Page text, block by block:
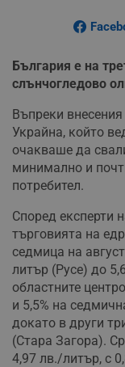
България е на
слънчогледово
Въпреки
Украйна, който
очакваше да
минимално и
потребител.
Според експерти
търговията на
седмица на
литър (Русе) до
областните
и 5,5% на
докато в други
(Стара Загора).
4,97 лв./литър, с